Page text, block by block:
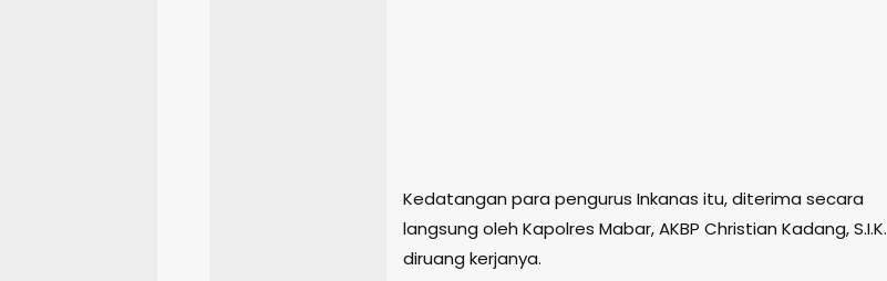
Kedatangan para pengurus Inkanas itu, diterima secara
langsung oleh Kapolres Mabar, AKBP Christian Kadang, S.I.K.
diruang kerjanya.